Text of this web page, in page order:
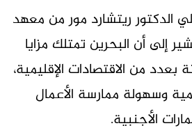
الدكتور ريتشارد مور من معهد
إلى أن البحرين تمتلك مزايا
من الاقتصادات الإقليمية،
وسهولة ممارسة الأعمال
الأجنبية.